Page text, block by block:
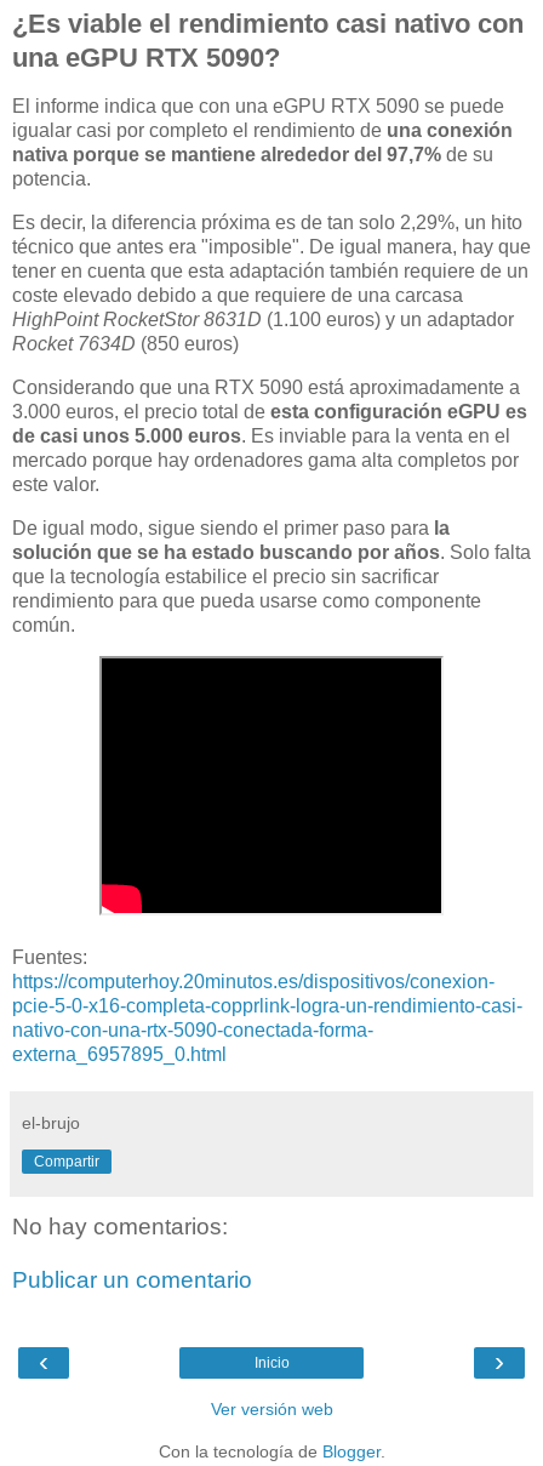
¿Es viable el rendimiento casi nativo con
una eGPU RTX 5090?
El informe indica que con una eGPU RTX 5090 se puede
igualar casi por completo el rendimiento de una conexión
nativa porque se mantiene alrededor del 97,7% de su
potencia.
Es decir, la diferencia próxima es de tan solo 2,29%, un hito
técnico que antes era "imposible". De igual manera, hay que
tener en cuenta que esta adaptación también requiere de un
coste elevado debido a que requiere de una carcasa
HighPoint RocketStor 8631D (1.100 euros) y un adaptador
Rocket 7634D (850 euros)
Considerando que una RTX 5090 está aproximadamente a
3.000 euros, el precio total de esta configuración eGPU es
de casi unos 5.000 euros. Es inviable para la venta en el
mercado porque hay ordenadores gama alta completos por
este valor.
De igual modo, sigue siendo el primer paso para la
solución que se ha estado buscando por años. Solo falta
que la tecnología estabilice el precio sin sacrificar
rendimiento para que pueda usarse como componente
común.
Fuentes:
https://computerhoy.20minutos.es/dispositivos/conexion-
pcie-5-0-x16-completa-copprlink-logra-un-rendimiento-casi-
nativo-con-una-rtx-5090-conectada-forma-
externa_6957895_0.html
el-brujo
Compartir
No hay comentarios:
Publicar un comentario
‹ ›
Inicio
Ver versión web
Con la tecnología de Blogger.